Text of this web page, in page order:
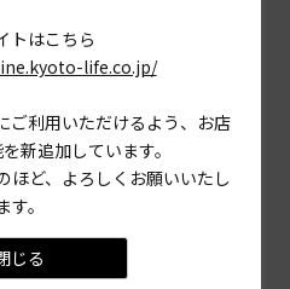
ア
トはこちら
life.co.jp/
ご利用いただけるよう、お店
新追加しています。
ほど、よろしくお願いいたし
す。
じる